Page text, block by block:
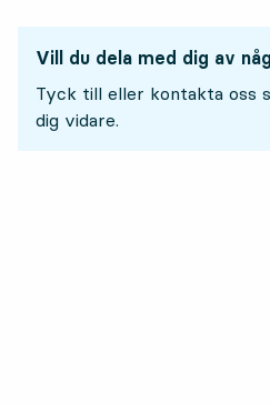
Vill du dela med dig av
Tyck till eller kontakta oss
dig vidare.